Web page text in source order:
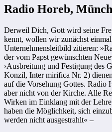
Radio Horeb,
Derweil Dich, Gott wird seine
kennt, wollen wir zunächst
Unternehmensleitbild zitieren:
der vom Papst gewünschten
›Ausbreitung und Festigung des
Konzil, Inter mirifica Nr. 2)
auf die Vorsehung Gottes. Radio
aber nicht von der Kirche. Alle
Wirken im Einklang mit der
haben die Möglichkeit, sich
werden nicht ausgestrahlt« –